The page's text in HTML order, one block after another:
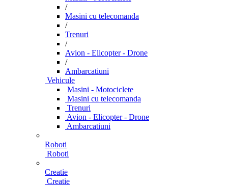
/
Masini cu telecomanda
/
Trenuri
/
Avion - Elicopter - Drone
/
Ambarcatiuni
Vehicule
Masini - Motociclete
Masini cu telecomanda
Trenuri
Avion - Elicopter - Drone
Ambarcatiuni
Roboti
Roboti
Creatie
Creatie